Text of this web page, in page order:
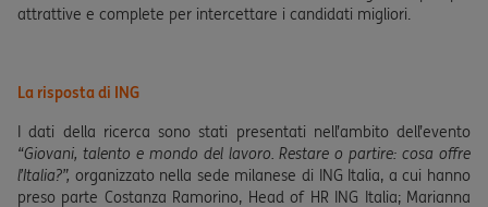
attrattive e complete per intercettare i candidati migliori.
La risposta di ING
I dati della ricerca sono stati presentati nell’ambito dell’evento
“Giovani, talento e mondo del lavoro. Restare o partire: cosa offre
l’Italia?”, organizzato nella sede milanese di ING Italia, a cui hanno
preso parte Costanza Ramorino, Head of HR ING Italia; Marianna